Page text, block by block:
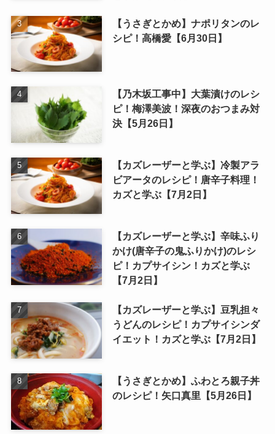
【うさぎとかめ】ナポリタンのレ
シピ！高橋愛【6月30日】
【乃木坂工事中】大葉漬けのレシ
ピ！梅澤美波！深夜のおつまみ対
決【5月26日】
【カズレーザーと学ぶ】冷製アラ
ビアータのレシピ！唐辛子料理！
カズと学ぶ【7月2日】
【カズレーザーと学ぶ】辛味ふり
かけ(唐辛子の鬼ふりかけ)のレシ
ピ！カプサイシン！カズと学ぶ
【7月2日】
【カズレーザーと学ぶ】豆乳担々
うどんのレシピ！カプサイシンダ
イエット！カズと学ぶ【7月2日】
【うさぎとかめ】ふわとろ親子丼
のレシピ！矢口真里【5月26日】